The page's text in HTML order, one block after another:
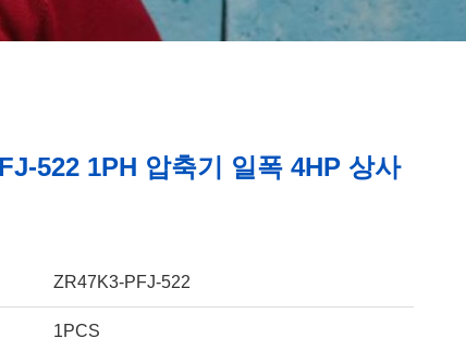
522 1PH 압축기 일폭 4HP 상사
ZR47K3-PFJ-522
1PCS